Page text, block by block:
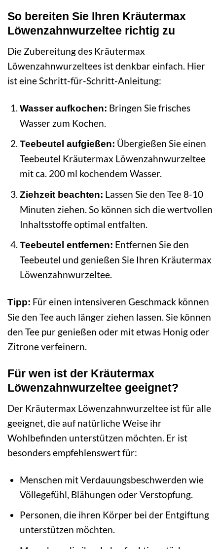
So bereiten Sie Ihren Kräutermax
Löwenzahnwurzeltee richtig zu
Die Zubereitung des Kräutermax
Löwenzahnwurzeltees ist denkbar einfach. Hier
ist eine Schritt-für-Schritt-Anleitung:
Wasser aufkochen: Bringen Sie frisches
Wasser zum Kochen.
Teebeutel aufgießen: Übergießen Sie einen
Teebeutel Kräutermax Löwenzahnwurzeltee
mit ca. 200 ml kochendem Wasser.
Ziehzeit beachten: Lassen Sie den Tee 8-10
Minuten ziehen. So können sich die wertvollen
Inhaltsstoffe optimal entfalten.
Teebeutel entfernen: Entfernen Sie den
Teebeutel und genießen Sie Ihren Kräutermax
Löwenzahnwurzeltee.
Tipp: Für einen intensiveren Geschmack können
Sie den Tee auch länger ziehen lassen. Sie können
den Tee pur genießen oder mit etwas Honig oder
Zitrone verfeinern.
Für wen ist der Kräutermax
Löwenzahnwurzeltee geeignet?
Der Kräutermax Löwenzahnwurzeltee ist für alle
geeignet, die auf natürliche Weise ihr
Wohlbefinden unterstützen möchten. Er ist
besonders empfehlenswert für:
Menschen mit Verdauungsbeschwerden wie
Völlegefühl, Blähungen oder Verstopfung.
Personen, die ihren Körper bei der Entgiftung
unterstützen möchten.